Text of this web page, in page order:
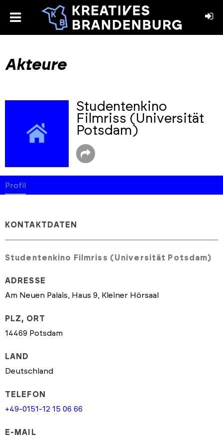
toggle
Akteure
Studentenkino
Filmriss (Universität
Potsdam)
Profil
KONTAKTDATEN
Studentenkino Filmriss (Universität Potsdam)
ADRESSE
Am Neuen Palais, Haus 9, Kleiner Hörsaal
PLZ, ORT
14469 Potsdam
LAND
Deutschland
TELEFON
+49-0151-12 15 06 66
E-MAIL